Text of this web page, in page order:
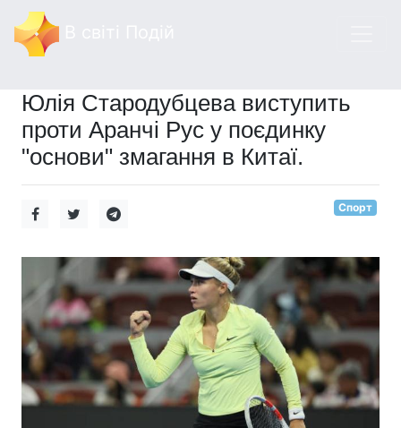
Юлія Стародубцева виступить
проти Аранчі Рус у поєдинку
"основи" змагання в Китаї.
Спорт